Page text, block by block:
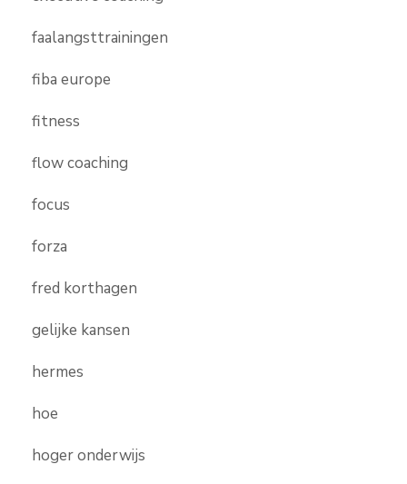
faalangsttrainingen
fiba europe
fitness
flow coaching
focus
forza
fred korthagen
gelijke kansen
hermes
hoe
hoger onderwijs